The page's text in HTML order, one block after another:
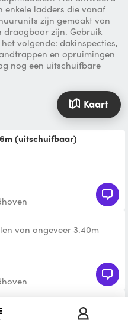
enkele ladders die vanaf
zijn gemaakt van
zijn. Gebruik
volgende: dakinspecties,
en opruimingen
nog een uitschuifbare
Kaart
6m (uitschuifbaar)
van ongeveer 3.40m